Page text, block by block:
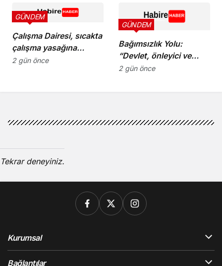
Çalışma Dairesi, sıcakta
çalışma yasağına
uymayan 19 iş yerine
GÜNDEM
2 gün önce
Bağımsızlık Yolu:
“Devlet, önleyici ve
koruyucu
GÜNDEM
2 gün önce
Tekrar deneyiniz.
Kurumsal
Bağlantılar